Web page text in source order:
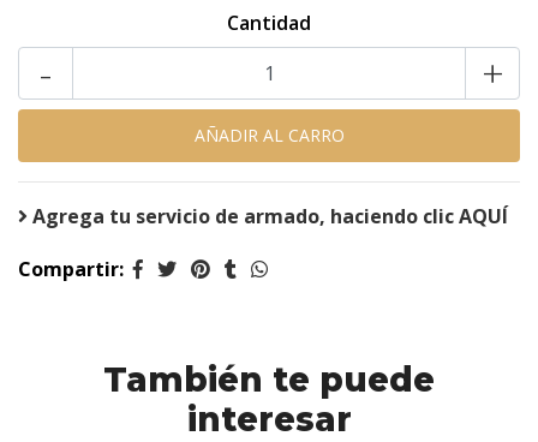
Cantidad
+
-
Agrega tu servicio de armado, haciendo clic AQUÍ
Compartir:
También te puede
interesar